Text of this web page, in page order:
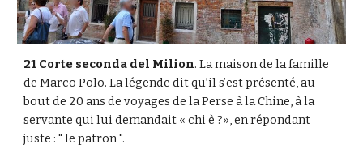
21 Corte seconda del Milion. La maison de la famille
de Marco Polo. La légende dit qu’il s’est présenté, au
bout de 20 ans de voyages de la Perse à la Chine, à la
servante qui lui demandait « chi è ?», en répondant
juste : " le patron ".